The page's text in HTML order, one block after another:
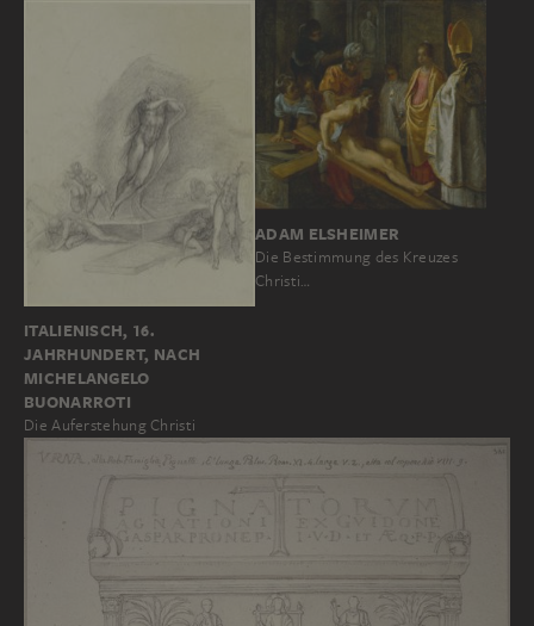
ITALIENISCH, 16.
JAHRHUNDERT, NACH
MICHELANGELO
BUONARROTI
Die Auferstehung Christi
ADAM ELSHEIMER
Die Bestimmung des Kreuzes
Christi…